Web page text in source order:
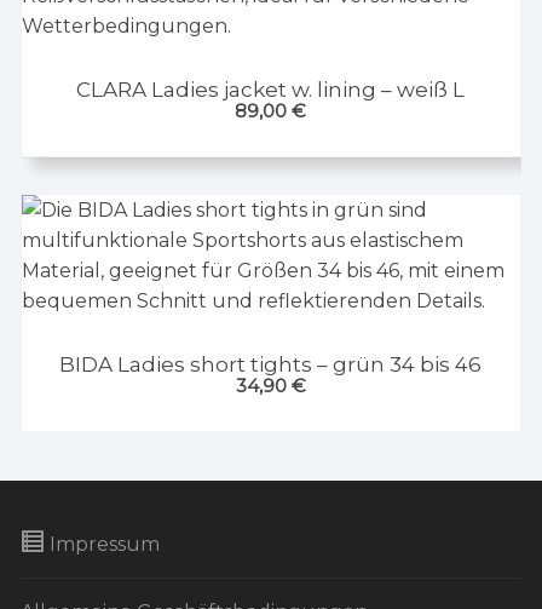
CLARA Ladies jacket w. lining – weiß L
89,00€
BIDA Ladies short tights – grün 34 bis 46
34,90 €
Impressum